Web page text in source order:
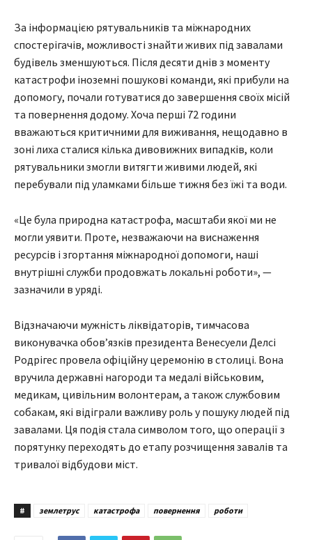
За інформацією рятувальників та міжнародних
спостерігачів, можливості знайти живих під завалами
будівель зменшуються. Після десяти днів з моменту
катастрофи іноземні пошукові команди, які прибули на
допомогу, почали готуватися до завершення своїх місій
та повернення додому. Хоча перші 72 години
вважаються критичними для виживання, нещодавно в
зоні лиха сталися кілька дивовижних випадків, коли
рятувальники змогли витягти живими людей, які
перебували під уламками більше тижня без їжі та води.
«Це була природна катастрофа, масштаби якої ми не
могли уявити. Проте, незважаючи на виснаження
ресурсів і згортання міжнародної допомоги, наші
внутрішні служби продовжать локальні роботи», —
зазначили в уряді.
Відзначаючи мужність ліквідаторів, тимчасова
виконувачка обов’язків президента Венесуели Делсі
Родрігес провела офіційну церемонію в столиці. Вона
вручила державні нагороди та медалі військовим,
медикам, цивільним волонтерам, а також службовим
собакам, які відіграли важливу роль у пошуку людей під
завалами. Ця подія стала символом того, що операції з
порятунку переходять до етапу розчищення завалів та
тривалої відбудови міст.
# землетрус катастрофа повернення роботи